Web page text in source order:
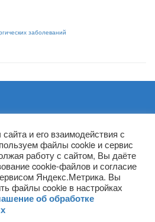
заболеваний
и его взаимодействия с
файлы cookie и сервис
работу с сайтом, Вы даёте
cookie-файлов и согласие
Яндекс.Метрика. Вы
файлы cookie в настройках
об обработке